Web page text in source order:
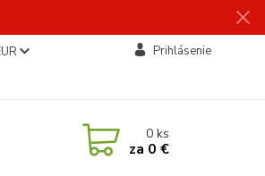
Prihlásenie
0ks
za 0 €